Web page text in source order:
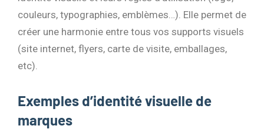
couleurs, typographies, emblèmes…). Elle permet de
créer une harmonie entre tous vos supports visuels
(site internet, flyers, carte de visite, emballages,
etc).
Exemples d’identité visuelle de
marques